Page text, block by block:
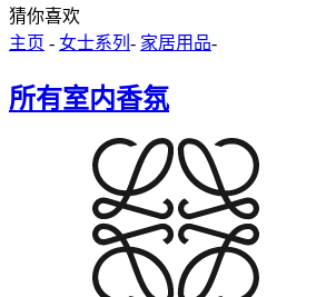
猜你喜欢
主页 - 女士系列 - 家居用品-
所有室内香氛